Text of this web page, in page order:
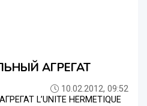
АГРЕГАТ
10.02.2012, 09:52
L’UNITE HERMETIQUE